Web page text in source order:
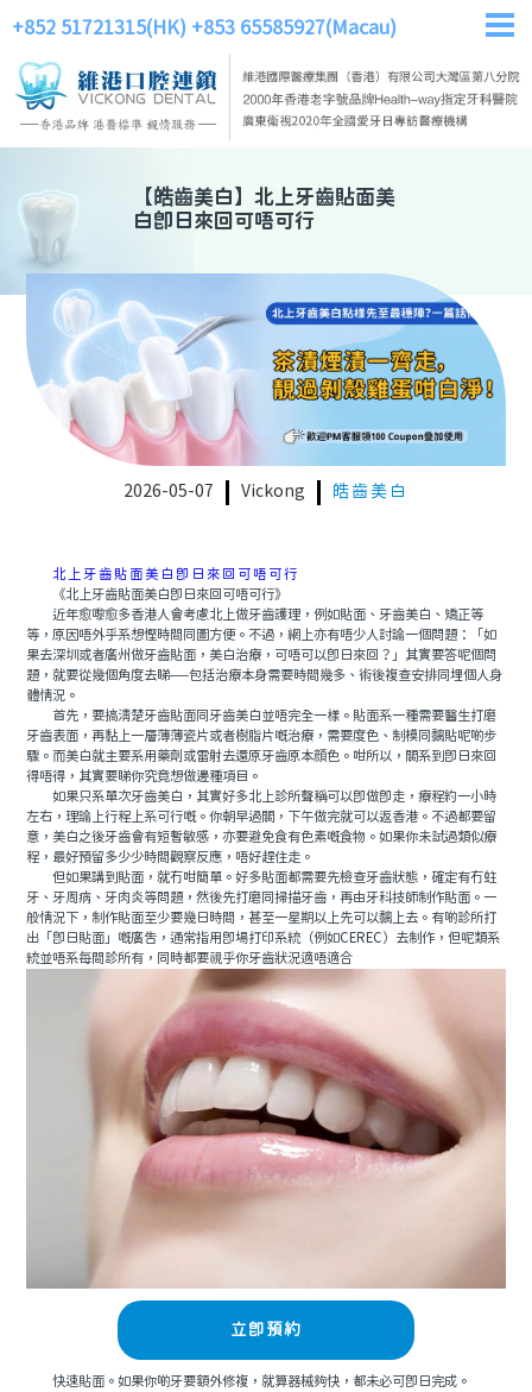
+852 51721315(HK) +853 65585927(Macau)
【皓齒美白】 北上牙齒貼面美
白即日來回可唔可行
2026-05-07 Vickong 皓齒美白
北上牙齒貼面美白即日來回可唔可行
《北上牙齒貼面美白即日來回可唔可行》
近年愈嚟愈多香港人會考慮北上做牙齒護理，例如貼面、牙齒美白、矯正等
等，原因唔外乎系想慳時間同圖方便。不過，網上亦有唔少人討論一個問題：「如
果去深圳或者廣州做牙齒貼面，美白治療，可唔可以即日來回？」其實要答呢個問
題，就要從幾個角度去睇──包括治療本身需要時間幾多、術後複查安排同埋個人身
體情況。
首先，要搞清楚牙齒貼面同牙齒美白並唔完全一樣。貼面系一種需要醫生打磨
牙齒表面，再黏上一層薄薄瓷片或者樹脂片嘅治療，需要度色、制模同黐貼呢啲步
驟。而美白就主要系用藥劑或雷射去還原牙齒原本顔色。咁所以，關系到即日來回
得唔得，其實要睇你究竟想做邊種項目。
如果只系單次牙齒美白，其實好多北上診所聲稱可以即做即走，療程約一小時
左右，理論上行程上系可行嘅。你朝早過關，下午做完就可以返香港。不過都要留
意，美白之後牙齒會有短暫敏感，亦要避免食有色素嘅食物。如果你未試過類似療
程，最好預留多少少時間觀察反應，唔好趕住走。
但如果講到貼面，就冇咁簡單。好多貼面都需要先檢查牙齒狀態，確定有冇蛀
牙、牙周病、牙肉炎等問題，然後先打磨同掃描牙齒，再由牙科技師制作貼面。一
般情況下，制作貼面至少要幾日時間，甚至一星期以上先可以黐上去。有啲診所打
出「即日貼面」嘅廣告，通常指用即場打印系統（例如CEREC）去制作，但呢類系
統並唔系每間診所有，同時都要視乎你牙齒狀況適唔適合
立即預約
快速貼面。如果你啲牙要額外修複，就算器械夠快，都未必可即日完成。